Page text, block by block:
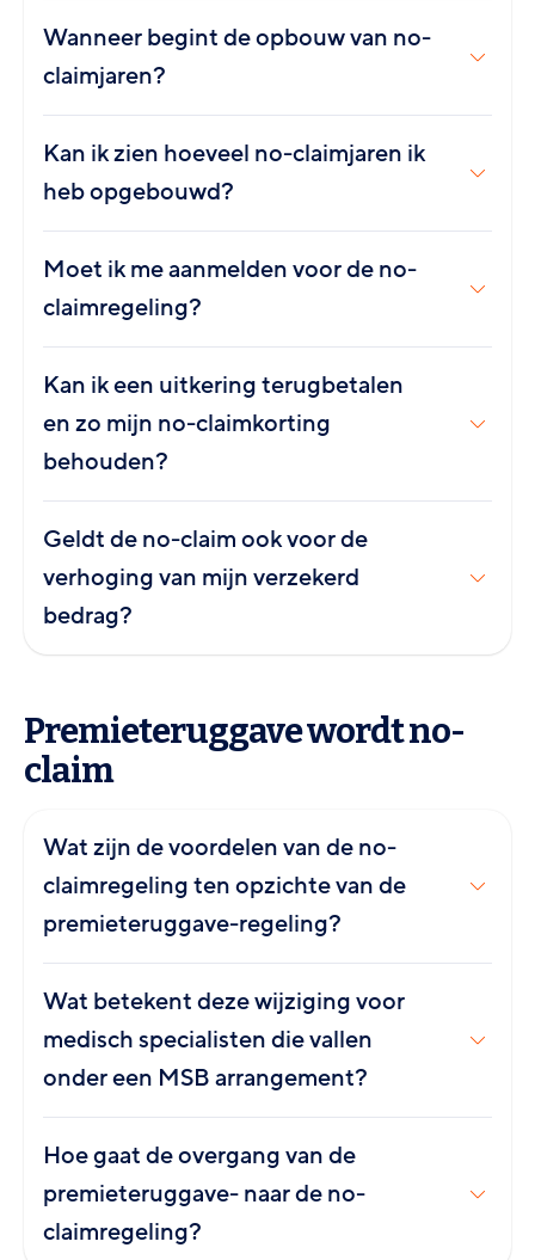
Wanneer begint de opbouw van no-
claimjaren?
Kan ik zien hoeveel no-claimjaren ik
heb opgebouwd?
Moet ik me aanmelden voor de no-
claimregeling?
Kan ik een uitkering terugbetalen
en zo mijn no-claimkorting
behouden?
Geldt de no-claim ook voor de
verhoging van mijn verzekerd
bedrag?
Premieteruggave wordt no-
claim
Wat zijn de voordelen van de no-
claimregeling ten opzichte van de
premieteruggave-regeling?
Wat betekent deze wijziging voor
medisch specialisten die vallen
onder een MSB arrangement?
Hoe gaat de overgang van de
premieteruggave- naar de no-
claimregeling?